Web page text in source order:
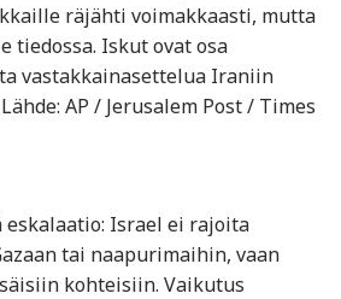
räjähti voimakkaasti, mutta
tiedossa. Iskut ovat osa
vastakkainasettelua Iraniin
AP / Jerusalem Post / Times
eskalaatio: Israel ei rajoita
tai naapurimaihin, vaan
kohteisiin. Vaikutus